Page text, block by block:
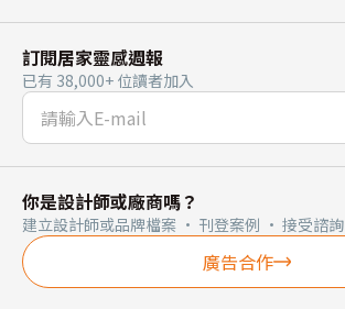
訂閱居家靈感週報
已有 38,000+ 位讀者加入
你是設計師或廠商嗎？
建立設計師或品牌檔案 · 刊登案例 · 接受諮詢
廣告合作